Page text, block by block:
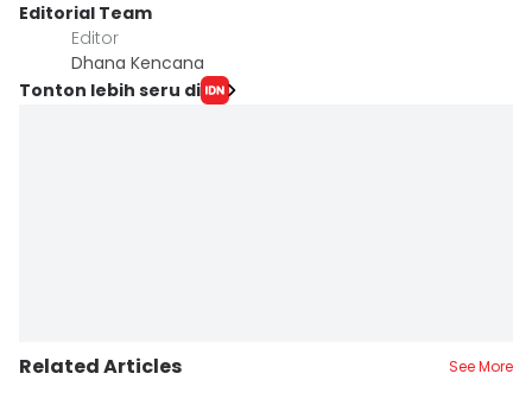
Editorial Team
Editor
Dhana Kencana
Tonton lebih seru di
Related Articles See More